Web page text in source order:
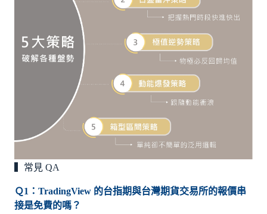
▍常見 QA
Ｑ1：TradingView 的台指期與台灣期貨交易所的報價串
接是免費的嗎？